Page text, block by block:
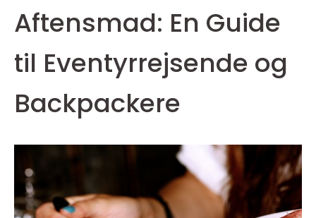
Aftensmad: En Guide
til Eventyrrejsende og
Backpackere